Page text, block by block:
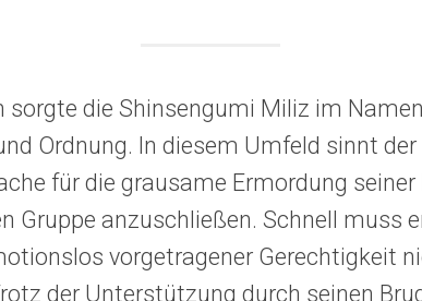
sorgte die Shinsengumi Miliz im
Ordnung. In diesem Umfeld sinnt
für die grausame Ermordung
Gruppe anzuschließen. Schnell muss
vorgetragener Gerechtigkeit
der Unterstützung durch seinen